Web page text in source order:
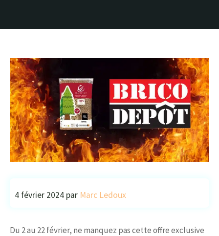
4 février 2024 par Marc Ledoux
Du 2 au 22 février, ne manquez pas cette offre exclusive